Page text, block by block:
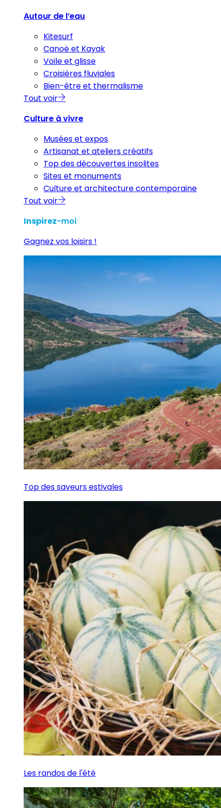
Autour de l’eau
Kitesurf
Canoë et Kayak
Voile et glisse
Croisières fluviales
Bien-être et thermalisme
Tout voir
Culture à vivre
Musées et expos
Artisanat et ateliers créatifs
Top des découvertes insolites
Sites et monuments
Culture et architecture contemporaine
Tout voir
Inspirez-moi
Gagnez vos loisirs !
Top des saveurs estivales
Les randos de l'été